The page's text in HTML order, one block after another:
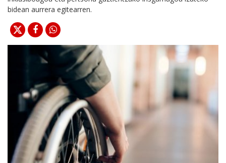
bidean aurrera egitearren.